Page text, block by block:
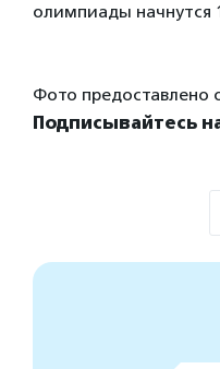
олимпиады начнутся
Фото предоставлено
Подписывайтесь